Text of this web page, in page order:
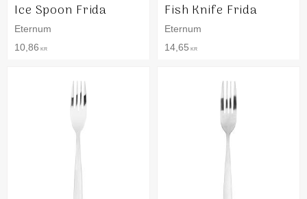
Ice Spoon Frida
Eternum
10,86 KR
Fish Knife Frida
Eternum
14,65 KR